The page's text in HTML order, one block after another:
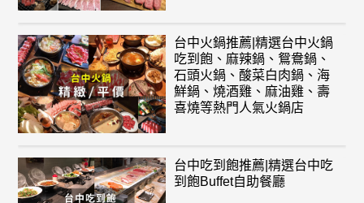
台中火鍋推薦|精選台中火鍋
吃到飽、麻辣鍋、鴛鴦鍋、
石頭火鍋、酸菜白肉鍋、海
鮮鍋、燒酒雞、麻油雞、壽
喜燒等熱門人氣火鍋店
台中吃到飽推薦|精選台中吃
到飽Buffet自助餐廳